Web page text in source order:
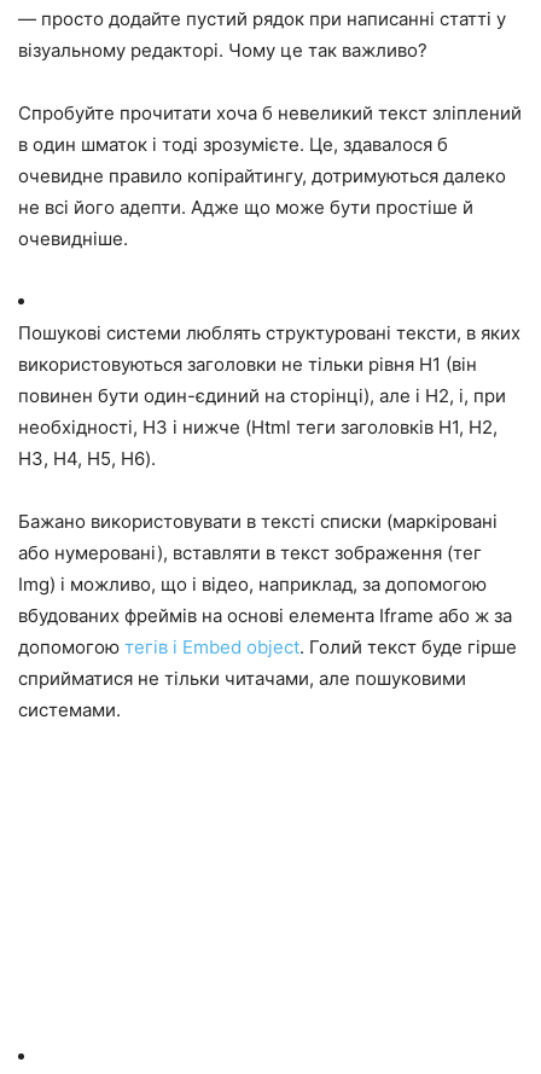
— просто додайте пустий рядок при написанні статті у
візуальному редакторі. Чому це так важливо?
Спробуйте прочитати хоча б невеликий текст зліплений
в один шматок і тоді зрозумієте. Це, здавалося б
очевидне правило копірайтингу, дотримуються далеко
не всі його адепти. Адже що може бути простіше й
очевидніше.
Пошукові системи люблять структуровані тексти, в яких
використовуються заголовки не тільки рівня H1 (він
повинен бути один-єдиний на сторінці), але і H2, і, при
необхідності, H3 і нижче (Html теги заголовків H1, H2,
H3, H4, H5, H6).
Бажано використовувати в тексті списки (маркіровані
або нумеровані), вставляти в текст зображення (тег
Img) і можливо, що і відео, наприклад, за допомогою
вбудованих фреймів на основі елемента Iframe або ж за
допомогою тегів і Embed object. Голий текст буде гірше
сприйматися не тільки читачами, але пошуковими
системами.